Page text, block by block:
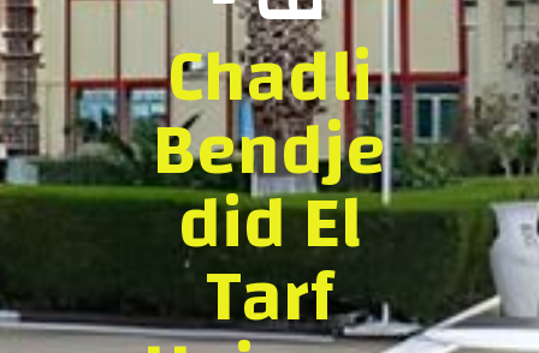
Chadli
Bendje
did El
Tarf